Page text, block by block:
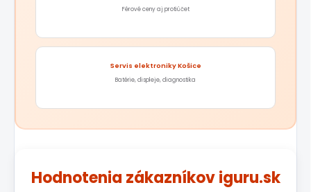
Férové ceny aj protiúčet
Servis elektroniky Košice
Batérie, displeje, diagnostika
Hodnotenia zákazníkov iguru.sk